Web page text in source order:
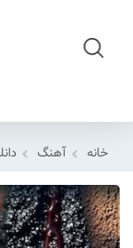
خانه آهنگ